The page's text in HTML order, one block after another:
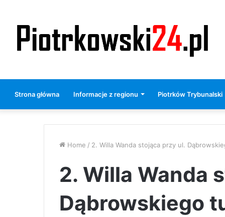
Strona główna Informacje z regionu Piotrków Trybunalski
Home / 2. Willa Wanda stojąca przy ul.
2. Willa Wanda
Dąbrowskiego